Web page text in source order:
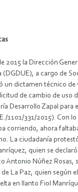
2015 la Dirección
a cargo de
un dictamen técnico de
de cambio de uso
Desarrollo Zapal para
1101/331/2015). Con
corriendo, ahora
La ciudadanía
quien se
Antonio Núñez Rosas,
La Paz, quien según
en llanto Fiol